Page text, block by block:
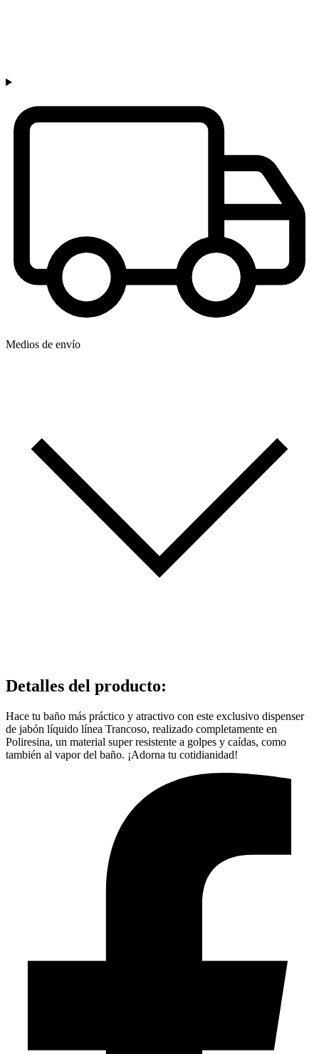
Medios de envío
Detalles del producto:
Hace tu baño más práctico y atractivo con este exclusivo dispenser
de jabón líquido línea Trancoso, realizado completamente en
Poliresina, un material super resistente a golpes y caídas, como
también al vapor del baño. ¡Adorna tu cotidianidad!